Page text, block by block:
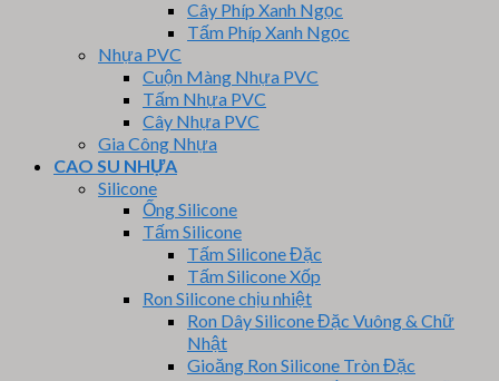
Cây Phíp Xanh Ngọc
Tấm Phíp Xanh Ngọc
Nhựa PVC
Cuộn Màng Nhựa PVC
Tấm Nhựa PVC
Cây Nhựa PVC
Gia Công Nhựa
CAO SU NHỰA
Silicone
Ống Silicone
Tấm Silicone
Tấm Silicone Đặc
Tấm Silicone Xốp
Ron Silicone chịu nhiệt
Ron Dây Silicone Đặc Vuông & Chữ
Nhật
Gioăng Ron Silicone Tròn Đặc